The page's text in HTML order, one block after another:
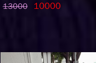
13000
10000